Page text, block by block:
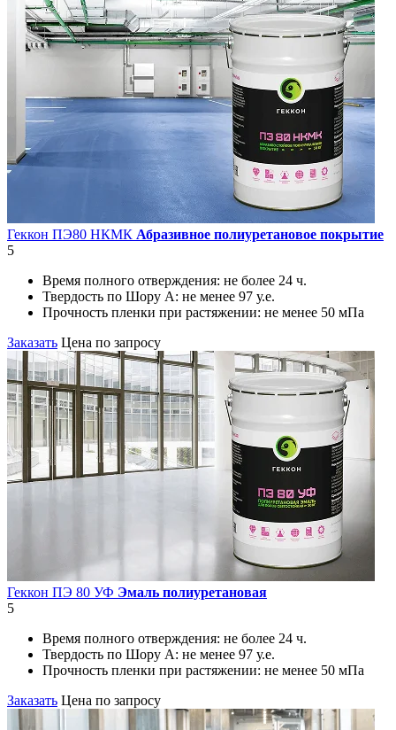
Геккон ПЭ80 НКМК Абразивное полиуретановое покрытие
5
Время полного отверждения: не более 24 ч.
Твердость по Шору А: не менее 97 у.е.
Прочность пленки при растяжении: не менее 50 мПа
Заказать Цена по запросу
Геккон ПЭ 80 УФ Эмаль полиуретановая
5
Время полного отверждения: не более 24 ч.
Твердость по Шору А: не менее 97 у.е.
Прочность пленки при растяжении: не менее 50 мПа
Заказать Цена по запросу